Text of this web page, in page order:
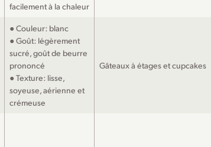
facilement à la chaleur
● Couleur: blanc
● Goût: légèrement
sucré, goût de beurre
prononcé
● Texture: lisse,
soyeuse, aérienne et
crémeuse
Gâteaux à étages et cupcakes